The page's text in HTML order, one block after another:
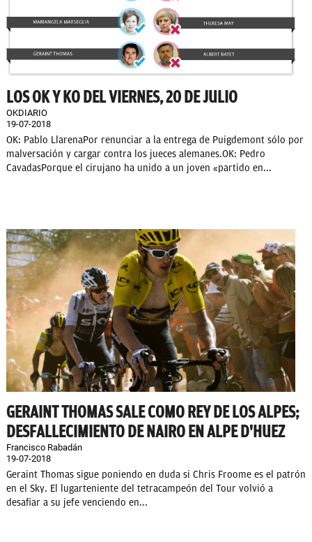
LOS OK Y KO DEL VIERNES, 20 DE JULIO
OKDIARIO
19-07-2018
OK: Pablo LlarenaPor renunciar a la entrega de Puigdemont sólo por
malversación y cargar contra los jueces alemanes.OK: Pedro
CavadasPorque el cirujano ha unido a un joven «partido en...
GERAINT THOMAS SALE COMO REY DE LOS ALPES;
DESFALLECIMIENTO DE NAIRO EN ALPE D'HUEZ
Francisco Rabadán
19-07-2018
Geraint Thomas sigue poniendo en duda si Chris Froome es el patrón
en el Sky. El lugarteniente del tetracampeón del Tour volvió a
desafiar a su jefe venciendo en...